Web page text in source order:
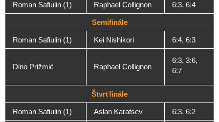
Roman Safiulin (1) Raphael Collignon 6:3, 6:4
Semifinále
Roman Safiulin (1) Kei Nishikori 6:4, 6:3
Dino Prižmić Raphael Collignon
6:3, 3:6,
6:7
Štvrťfinále
Roman Safiulin (1) Aslan Karatsev 6:3, 6:2